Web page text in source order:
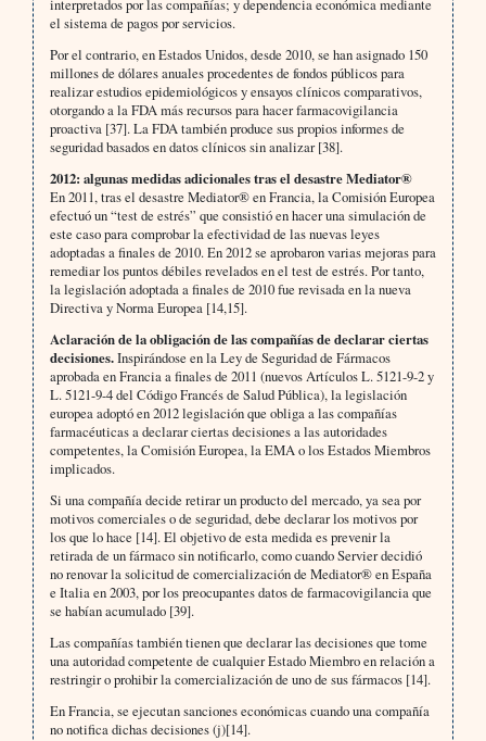
interpretados por las compañías; y dependencia económica mediante
el sistema de pagos por servicios.
Por el contrario, en Estados Unidos, desde 2010, se han asignado 150
millones de dólares anuales procedentes de fondos públicos para
realizar estudios epidemiológicos y ensayos clínicos comparativos,
otorgando a la FDA más recursos para hacer farmacovigilancia
proactiva [37]. La FDA también produce sus propios informes de
seguridad basados en datos clínicos sin analizar [38].
2012: algunas medidas adicionales tras el desastre Mediator®
En 2011, tras el desastre Mediator® en Francia, la Comisión Europea
efectuó un “test de estrés” que consistió en hacer una simulación de
este caso para comprobar la efectividad de las nuevas leyes
adoptadas a finales de 2010. En 2012 se aprobaron varias mejoras para
remediar los puntos débiles revelados en el test de estrés. Por tanto,
la legislación adoptada a finales de 2010 fue revisada en la nueva
Directiva y Norma Europea [14,15].
Aclaración de la obligación de las compañías de declarar ciertas
decisiones.Inspirándose en la Ley de Seguridad de Fármacos
aprobada en Francia a finales de 2011 (nuevos Artículos L. 5121-9-2 y
L. 5121-9-4 del Código Francés de Salud Pública), la legislación
europea adoptó en 2012 legislación que obliga a las compañías
farmacéuticas a declarar ciertas decisiones a las autoridades
competentes, la Comisión Europea, la EMA o los Estados Miembros
implicados.
Si una compañía decide retirar un producto del mercado, ya sea por
motivos comerciales o de seguridad, debe declarar los motivos por
los que lo hace [14]. El objetivo de esta medida es prevenir la
retirada de un fármaco sin notificarlo, como cuando Servier decidió
no renovar la solicitud de comercialización de Mediator® en España
e Italia en 2003, por los preocupantes datos de farmacovigilancia que
se habían acumulado [39].
Las compañías también tienen que declarar las decisiones que tome
una autoridad competente de cualquier Estado Miembro en relación a
restringir o prohibir la comercialización de uno de sus fármacos [14].
En Francia, se ejecutan sanciones económicas cuando una compañía
no notifica dichas decisiones (j)[14].